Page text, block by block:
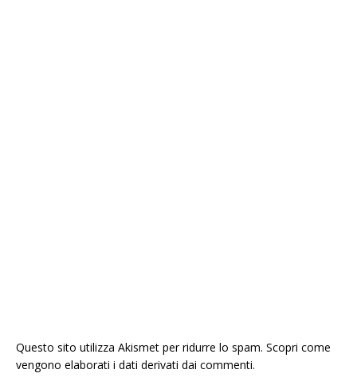
Questo sito utilizza Akismet per ridurre lo spam. Scopri come
vengono elaborati i dati derivati dai commenti.